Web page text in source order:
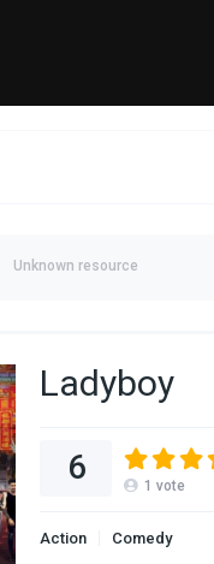
Unknown resource
Ladyboy
6 1 vote
Action Comedy